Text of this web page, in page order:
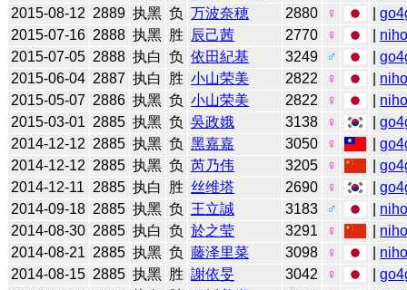
2015-08-12 2889 执黑 负 万波奈穂 2880 ♀ |
2015-07-16 2888 执黑 胜 辰己茜 2770 ♀
2015-07-05 2888 执白 负 依田紀基 3249 ♂ |
2015-06-04 2887 执白 胜 小山荣美 2822 ♀
2015-05-07 2886 执黑 负 小山荣美 2822 ♀
2015-03-01 2885 执黑 负 吳政娥 3138 ♀ |
2014-12-12 2885 执黑 负 黑嘉嘉 3050 ♀ |
2014-12-12 2885 执黑 负 芮乃伟 3205 ♀ |
2014-12-11
2885 执白 胜 丝维塔 2690 ♀ |
2014-09-18 2885 执黑 负 王立誠 3183 ♂
2014-08-30 2885 执白 负 於之莹 3291 ♀
2014-08-21 2885 执黑 负 藤泽里菜 3098 ♀
2014-08-15 2885 执黑 胜 謝依旻 3042 ♀ |